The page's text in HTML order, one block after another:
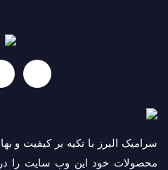
سرامیک البرز با تکیه بر کیفیت و
محصولات خود این وب سایت را